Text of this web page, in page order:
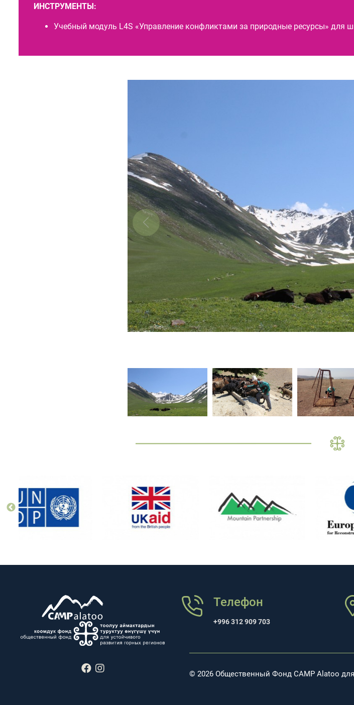
ИНСТРУМЕНТЫ:
Учебный модуль L4S «Управление конфликтами за природные ресурсы» для
Телефон
+996 312 909 703
© 2026 Общественный Фонд CAMP Alatoo